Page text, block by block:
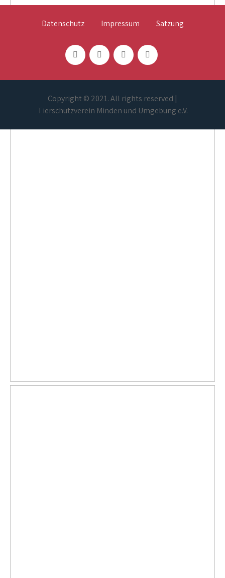
Datenschutz Impressum Satzung
Copyright © 2021. All rights reserved |
Tierschutzverein Minden und Umgebung e.V.